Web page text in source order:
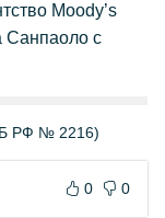
Moody’s
Санпаоло с
РФ № 2216)
0 0